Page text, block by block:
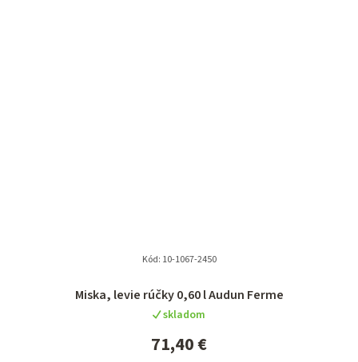
Miska, levie rúčky 0,60 l Audun Ferme
skladom
71,40 €
Kód: 10-1067-2450